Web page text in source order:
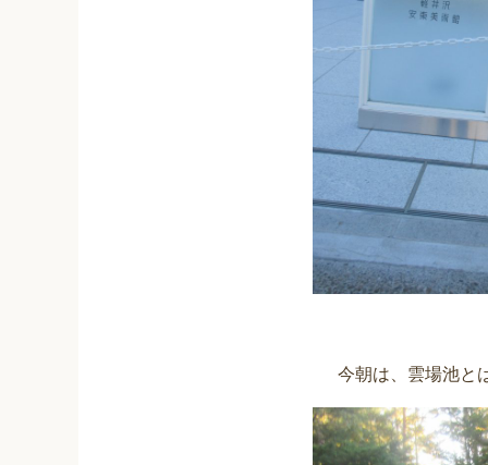
今朝は、雲場池と